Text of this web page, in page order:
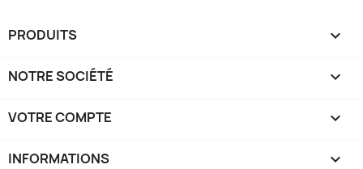
PRODUITS 
NOTRE SOCIÉTÉ 
VOTRE COMPTE 
INFORMATIONS keyboard_arrow_down